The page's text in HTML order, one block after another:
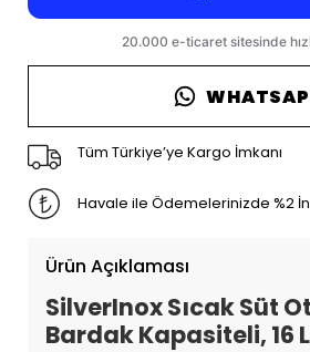
Tüm Türkiye’ye Kargo İmkanı
Havale ile Ödemelerinizde %2
Ürün Açıklaması
SilverInox Sıcak Süt
Bardak Kapasiteli, 16 L